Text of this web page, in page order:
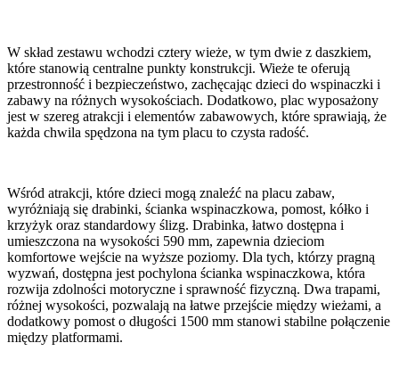
W skład zestawu wchodzi cztery wieże, w tym dwie z daszkiem,
które stanowią centralne punkty konstrukcji. Wieże te oferują
przestronność i bezpieczeństwo, zachęcając dzieci do wspinaczki i
zabawy na różnych wysokościach. Dodatkowo, plac wyposażony
jest w szereg atrakcji i elementów zabawowych, które sprawiają, że
każda chwila spędzona na tym placu to czysta radość.
Wśród atrakcji, które dzieci mogą znaleźć na placu zabaw,
wyróżniają się drabinki, ścianka wspinaczkowa, pomost, kółko i
krzyżyk oraz standardowy ślizg. Drabinka, łatwo dostępna i
umieszczona na wysokości 590 mm, zapewnia dzieciom
komfortowe wejście na wyższe poziomy. Dla tych, którzy pragną
wyzwań, dostępna jest pochylona ścianka wspinaczkowa, która
rozwija zdolności motoryczne i sprawność fizyczną. Dwa trapami,
różnej wysokości, pozwalają na łatwe przejście między wieżami, a
dodatkowy pomost o długości 1500 mm stanowi stabilne połączenie
między platformami.